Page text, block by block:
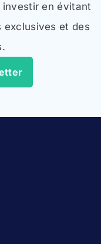
investir en évitant
exclusives et des